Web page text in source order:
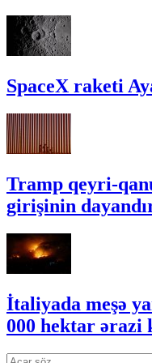
SpaceX raketi
Tramp qeyri-
girişinin
İtaliyada meşə
000 hektar ərazi